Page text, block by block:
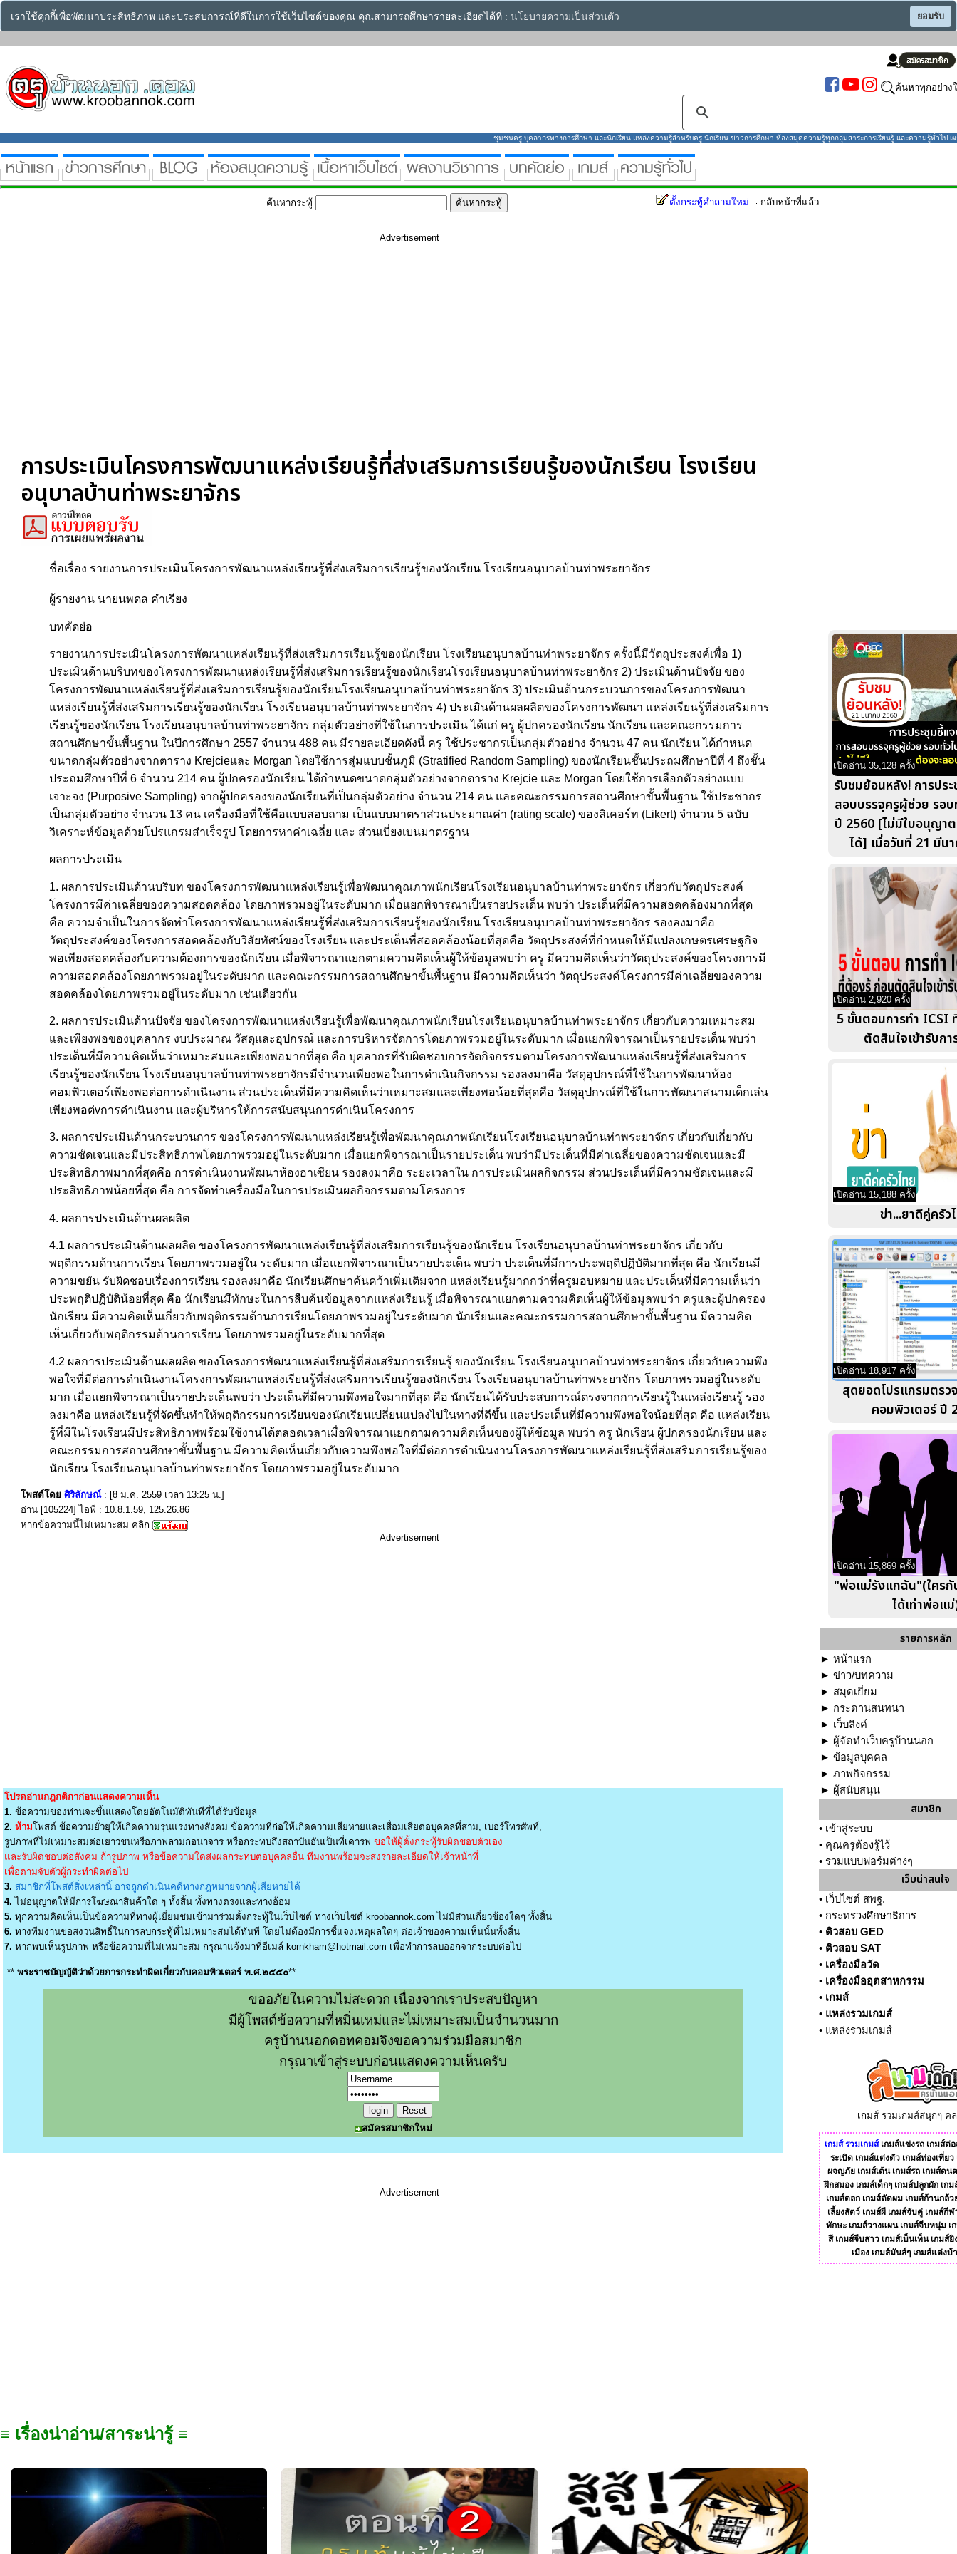
เราใช้คุกกี้เพื่อพัฒนาประสิทธิภาพ และประสบการณ์ที่ดีในการใช้เว็บไซต์ของคุณ คุณสามารถศึกษารายละเอียดได้ที่ : นโยบายความเป็นส่วนตัว ยอมรับ
ค้นหาทุกอย่าง
ชุมชนครู บุคลากรทางการศึกษา และนักเรียน แหล่งความรู้สำหรับครู นักเรียน ข่าวการศึกษา ห้องสมุดความรู้ทุกกลุ่มสาระการเรียนรู้ และความรู้ทั่วไป เ
ค้นหากระทู้ ตั้งกระทู้คำถามใหม่ กลับหน้าที่แล้ว
Advertisement
การประเมินโครงการพัฒนาแหล่งเรียนรู้ที่ส่งเสริมการเรียนรู้ของนักเรียน โรงเรียน
อนุบาลบ้านท่าพระยาจักร
ชื่อเรื่อง รายงานการประเมินโครงการพัฒนาแหล่งเรียนรู้ที่ส่งเสริมการเรียนรู้ของนักเรียน โรงเรียนอนุบาลบ้านท่าพระยาจักร
ผู้รายงาน นายนพดล คำเรียง
บทคัดย่อ
รายงานการประเมินโครงการพัฒนาแหล่งเรียนรู้ที่ส่งเสริมการเรียนรู้ของนักเรียน โรงเรียนอนุบาลบ้านท่าพระยาจักร ครั้งนี้มีวัตถุประสงค์เพื่อ 1)
ประเมินด้านบริบทของโครงการพัฒนาแหล่งเรียนรู้ที่ส่งเสริมการเรียนรู้ของนักเรียนโรงเรียนอนุบาลบ้านท่าพระยาจักร 2) ประเมินด้านปัจจัย ของ
โครงการพัฒนาแหล่งเรียนรู้ที่ส่งเสริมการเรียนรู้ของนักเรียนโรงเรียนอนุบาลบ้านท่าพระยาจักร 3) ประเมินด้านกระบวนการของโครงการพัฒนา
แหล่งเรียนรู้ที่ส่งเสริมการเรียนรู้ของนักเรียน โรงเรียนอนุบาลบ้านท่าพระยาจักร 4) ประเมินด้านผลผลิตของโครงการพัฒนา แหล่งเรียนรู้ที่ส่งเสริมการ
เรียนรู้ของนักเรียน โรงเรียนอนุบาลบ้านท่าพระยาจักร กลุ่มตัวอย่างที่ใช้ในการประเมิน ได้แก่ ครู ผู้ปกครองนักเรียน นักเรียน และคณะกรรมการ
สถานศึกษาขั้นพื้นฐาน ในปีการศึกษา 2557 จำนวน 488 คน มีรายละเอียดดังนี้ ครู ใช้ประชากรเป็นกลุ่มตัวอย่าง จำนวน 47 คน นักเรียน ได้กำหนด
ขนาดกลุ่มตัวอย่างจากตาราง Krejcieและ Morgan โดยใช้การสุ่มแบบชั้นภูมิ (Stratified Random Sampling) ของนักเรียนชั้นประถมศึกษาปีที่ 4 ถึงชั้น
ประถมศึกษาปีที่ 6 จำนวน 214 คน ผู้ปกครองนักเรียน ได้กำหนดขนาดกลุ่มตัวอย่างจากตาราง Krejcie และ Morgan โดยใช้การเลือกตัวอย่างแบบ
เจาะจง (Purposive Sampling) จากผู้ปกครองของนักเรียนที่เป็นกลุ่มตัวอย่าง จำนวน 214 คน และคณะกรรมการสถานศึกษาขั้นพื้นฐาน ใช้ประชากร
เป็นกลุ่มตัวอย่าง จำนวน 13 คน เครื่องมือที่ใช้คือแบบสอบถาม เป็นแบบมาตราส่วนประมาณค่า (rating scale) ของลิเคอร์ท (Likert) จำนวน 5 ฉบับ
วิเคราะห์ข้อมูลด้วยโปรแกรมสำเร็จรูป โดยการหาค่าเฉลี่ย และ ส่วนเบี่ยงเบนมาตรฐาน
ผลการประเมิน
1. ผลการประเมินด้านบริบท ของโครงการพัฒนาแหล่งเรียนรู้เพื่อพัฒนาคุณภาพนักเรียนโรงเรียนอนุบาลบ้านท่าพระยาจักร เกี่ยวกับวัตถุประสงค์
โครงการมีค่าเฉลี่ยของความสอดคล้อง โดยภาพรวมอยู่ในระดับมาก เมื่อแยกพิจารณาเป็นรายประเด็น พบว่า ประเด็นที่มีความสอดคล้องมากที่สุด
คือ ความจำเป็นในการจัดทำโครงการพัฒนาแหล่งเรียนรู้ที่ส่งเสริมการเรียนรู้ของนักเรียน โรงเรียนอนุบาลบ้านท่าพระยาจักร รองลงมาคือ
วัตถุประสงค์ของโครงการสอดคล้องกับวิสัยทัศน์ของโรงเรียน และประเด็นที่สอดคล้องน้อยที่สุดคือ วัตถุประสงค์ที่กำหนดให้มีแปลงเกษตรเศรษฐกิจ
พอเพียงสอดคล้องกับความต้องการของนักเรียน เมื่อพิจารณาแยกตามความคิดเห็นผู้ให้ข้อมูลพบว่า ครู มีความคิดเห็นว่าวัตถุประสงค์ของโครงการมี
ความสอดคล้องโดยภาพรวมอยู่ในระดับมาก และคณะกรรมการสถานศึกษาขั้นพื้นฐาน มีความคิดเห็นว่า วัตถุประสงค์โครงการมีค่าเฉลี่ยของความ
สอดคล้องโดยภาพรวมอยู่ในระดับมาก เช่นเดียวกัน
2. ผลการประเมินด้านปัจจัย ของโครงการพัฒนาแหล่งเรียนรู้เพื่อพัฒนาคุณภาพนักเรียนโรงเรียนอนุบาลบ้านท่าพระยาจักร เกี่ยวกับความเหมาะสม
และเพียงพอของบุคลากร งบประมาณ วัสดุและอุปกรณ์ และการบริหารจัดการโดยภาพรวมอยู่ในระดับมาก เมื่อแยกพิจารณาเป็นรายประเด็น พบว่า
ประเด็นที่มีความคิดเห็นว่าเหมาะสมและเพียงพอมากที่สุด คือ บุคลากรที่รับผิดชอบการจัดกิจกรรมตามโครงการพัฒนาแหล่งเรียนรู้ที่ส่งเสริมการ
เรียนรู้ของนักเรียน โรงเรียนอนุบาลบ้านท่าพระยาจักรมีจำนวนเพียงพอในการดำเนินกิจกรรม รองลงมาคือ วัสดุอุปกรณ์ที่ใช้ในการพัฒนาห้อง
คอมพิวเตอร์เพียงพอต่อการดำเนินงาน ส่วนประเด็นที่มีความคิดเห็นว่าเหมาะสมและเพียงพอน้อยที่สุดคือ วัสดุอุปกรณ์ที่ใช้ในการพัฒนาสนามเด็กเล่น
เพียงพอต่vการดำเนินงาน และผู้บริหารให้การสนับสนุนการดำเนินโครงการ
3. ผลการประเมินด้านกระบวนการ ของโครงการพัฒนาแหล่งเรียนรู้เพื่อพัฒนาคุณภาพนักเรียนโรงเรียนอนุบาลบ้านท่าพระยาจักร เกี่ยวกับเกี่ยวกับ
ความชัดเจนและมีประสิทธิภาพโดยภาพรวมอยู่ในระดับมาก เมื่อแยกพิจารณาเป็นรายประเด็น พบว่ามีประเด็นที่มีค่าเฉลี่ยของความชัดเจนและมี
ประสิทธิภาพมากที่สุดคือ การดำเนินงานพัฒนาห้องอาเซียน รองลงมาคือ ระยะเวลาใน การประเมินผลกิจกรรม ส่วนประเด็นที่มีความชัดเจนและมี
ประสิทธิภาพน้อยที่สุด คือ การจัดทำเครื่องมือในการประเมินผลกิจกรรมตามโครงการ
4. ผลการประเมินด้านผลผลิต
4.1 ผลการประเมินด้านผลผลิต ของโครงการพัฒนาแหล่งเรียนรู้ที่ส่งเสริมการเรียนรู้ของนักเรียน โรงเรียนอนุบาลบ้านท่าพระยาจักร เกี่ยวกับ
พฤติกรรมด้านการเรียน โดยภาพรวมอยู่ใน ระดับมาก เมื่อแยกพิจารณาเป็นรายประเด็น พบว่า ประเด็นที่มีการประพฤติปฏิบัติมากที่สุด คือ นักเรียนมี
ความขยัน รับผิดชอบเรื่องการเรียน รองลงมาคือ นักเรียนศึกษาค้นคว้าเพิ่มเติมจาก แหล่งเรียนรู้มากกว่าที่ครูมอบหมาย และประเด็นที่มีความเห็นว่า
ประพฤติปฏิบัติน้อยที่สุด คือ นักเรียนมีทักษะในการสืบค้นข้อมูลจากแหล่งเรียนรู้ เมื่อพิจารณาแยกตามความคิดเห็นผู้ให้ข้อมูลพบว่า ครูและผู้ปกครอง
นักเรียน มีความคิดเห็นเกี่ยวกับพฤติกรรมด้านการเรียนโดยภาพรวมอยู่ในระดับมาก นักเรียนและคณะกรรมการสถานศึกษาขั้นพื้นฐาน มีความคิด
เห็นเกี่ยวกับพฤติกรรมด้านการเรียน โดยภาพรวมอยู่ในระดับมากที่สุด
4.2 ผลการประเมินด้านผลผลิต ของโครงการพัฒนาแหล่งเรียนรู้ที่ส่งเสริมการเรียนรู้ ของนักเรียน โรงเรียนอนุบาลบ้านท่าพระยาจักร เกี่ยวกับความพึง
พอใจที่มีต่อการดำเนินงานโครงการพัฒนาแหล่งเรียนรู้ที่ส่งเสริมการเรียนรู้ของนักเรียน โรงเรียนอนุบาลบ้านท่าพระยาจักร โดยภาพรวมอยู่ในระดับ
มาก เมื่อแยกพิจารณาเป็นรายประเด็นพบว่า ประเด็นที่มีความพึงพอใจมากที่สุด คือ นักเรียนได้รับประสบการณ์ตรงจากการเรียนรู้ในแหล่งเรียนรู้ รอง
ลงมาคือ แหล่งเรียนรู้ที่จัดขึ้นทำให้พฤติกรรมการเรียนของนักเรียนเปลี่ยนแปลงไปในทางที่ดีขึ้น และประเด็นที่มีความพึงพอใจน้อยที่สุด คือ แหล่งเรียน
รู้ที่มีในโรงเรียนมีประสิทธิภาพพร้อมใช้งานได้ตลอดเวลาเมื่อพิจารณาแยกตามความคิดเห็นของผู้ให้ข้อมูล พบว่า ครู นักเรียน ผู้ปกครองนักเรียน และ
คณะกรรมการสถานศึกษาขั้นพื้นฐาน มีความคิดเห็นเกี่ยวกับความพึงพอใจที่มีต่อการดำเนินงานโครงการพัฒนาแหล่งเรียนรู้ที่ส่งเสริมการเรียนรู้ของ
นักเรียน โรงเรียนอนุบาลบ้านท่าพระยาจักร โดยภาพรวมอยู่ในระดับมาก
โพสต์โดย ศิริลักษณ์ : [8 ม.ค. 2559 เวลา 13:25 น.]
อ่าน [105224] ไอพี : 10.8.1.59, 125.26.86
หากข้อความนี้ไม่เหมาะสม คลิก
Advertisement
โปรดอ่านกฎกติกาก่อนแสดงความเห็น
1. ข้อความของท่านจะขึ้นแสดงโดยอัตโนมัติทันทีที่ได้รับข้อมูล
2. ห้ามโพสต์ ข้อความยั่วยุให้เกิดความรุนแรงทางสังคม ข้อความที่ก่อให้เกิดความเสียหายและเสื่อมเสียต่อบุคคลที่สาม, เบอร์โทรศัพท์,
รูปภาพที่ไม่เหมาะสมต่อเยาวชนหรือภาพลามกอนาจาร หรือกระทบถึงสถาบันอันเป็นที่เคารพ ขอให้ผู้ตั้งกระทู้รับผิดชอบตัวเอง
และรับผิดชอบต่อสังคม ถ้ารูปภาพ หรือข้อความใดส่งผลกระทบต่อบุคคลอื่น ทีมงานพร้อมจะส่งรายละเอียดให้เจ้าหน้าที่
เพื่อตามจับตัวผู้กระทำผิดต่อไป
3. สมาชิกที่โพสต์สิ่งเหล่านี้ อาจถูกดำเนินคดีทางกฎหมายจากผู้เสียหายได้
4. ไม่อนุญาตให้มีการโฆษณาสินค้าใด ๆ ทั้งสิ้น ทั้งทางตรงและทางอ้อม
5. ทุกความคิดเห็นเป็นข้อความที่ทางผู้เยี่ยมชมเข้ามาร่วมตั้งกระทู้ในเว็บไซต์ ทางเว็บไซต์ kroobannok.com ไม่มีส่วนเกี่ยวข้องใดๆ ทั้งสิ้น
6. ทางทีมงานขอสงวนสิทธิ์ในการลบกระทู้ที่ไม่เหมาะสมได้ทันที โดยไม่ต้องมีการชี้แจงเหตุผลใดๆ ต่อเจ้าของความเห็นนั้นทั้งสิ้น
7. หากพบเห็นรูปภาพ หรือข้อความที่ไม่เหมาะสม กรุณาแจ้งมาที่อีเมล์ kornkham@hotmail.com เพื่อทำการลบออกจากระบบต่อไป
** พระราชบัญญัติว่าด้วยการกระทำผิดเกี่ยวกับคอมพิวเตอร์ พ.ศ.๒๕๕๐**
ขออภัยในความไม่สะดวก เนื่องจากเราประสบปัญหา
มีผู้โพสต์ข้อความที่หมิ่นเหม่และไม่เหมาะสมเป็นจำนวนมาก
ครูบ้านนอกดอทคอมจึงขอความร่วมมือสมาชิก
กรุณาเข้าสู่ระบบก่อนแสดงความเห็นครับ
สมัครสมาชิกใหม่
Advertisement
≡ เรื่องน่าอ่าน/สาระน่ารู้ ≡
เปิดอ่าน 35,128 ครั้ง
รับชมย้อนหลัง! การปร
สอบบรรจุครูผู้ช่วย รอบ
ปี 2560 [ไม่มีใบอนุญา
ได้] เมื่อวันที่ 21 มีน
เปิดอ่าน 2,920 ครั้ง
5 ขั้นตอนการทำ ICSI
ตัดสินใจเข้ารับก
เปิดอ่าน 15,188 ครั้ง
ข่า...ยาดีคู่ครัว
เปิดอ่าน 18,917 ครั้ง
สุดยอดโปรแกรมตรว
คอมพิวเตอร์ ปี
เปิดอ่าน 15,869 ครั้ง
"พ่อแม่รังแกฉัน"(ใครกั
ได้เท่าพ่อแ
รายการหลัก
► หน้าแรก
► ข่าว/บทความ
► สมุดเยี่ยม
► กระดานสนทนา
► เว็บลิงค์
► ผู้จัดทำเว็บครูบ้านนอก
► ข้อมูลบุคคล
► ภาพกิจกรรม
► ผู้สนับสนุน
สมาชิก
• เข้าสู่ระบบ
• คุณครูต้องรู้ไว้
• รวมแบบฟอร์มต่างๆ
เว็บน่าสนใจ
• เว็บไซต์ สพฐ.
• กระทรวงศึกษาธิการ
• ติวสอบ GED
• ติวสอบ SAT
• เครื่องมือวัด
• เครื่องมืออุตสาหกรรม
• เกมส์
• แหล่งรวมเกมส์
• แหล่งรวมเกมส์
เกมส์ รวมเกมส์สนุกๆ ค
เกมส์ รวมเกมส์ เกมส์แข่งรถ เกมส์ต่อ
ระเบิด เกมส์แต่งตัว เกมส์ท่องเที่ยว
ผจญภัย เกมส์เต้น เกมส์รถ เกมส์ดน
ฝึกสมอง เกมส์เด็กๆ เกมส์ปลูกผัก เก
เกมส์ตลก เกมส์ตัดผม เกมส์ก้านกล้ว
เลี้ยงสัตว์ เกมส์ผี เกมส์จับคู่ เกมส์กีฬ
ทักษะ เกมส์วางแผน เกมส์จีบหนุ่ม เ
สี เกมส์จีบสาว เกมส์เบ็นเท็น เกมส์ยิ
เมือง เกมส์มันส์ๆ เกมส์แต่งบ้